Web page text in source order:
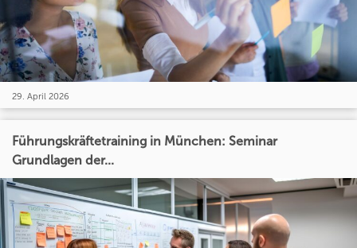
29. April 2026
Führungskräftetraining in München: Seminar
Grundlagen der...